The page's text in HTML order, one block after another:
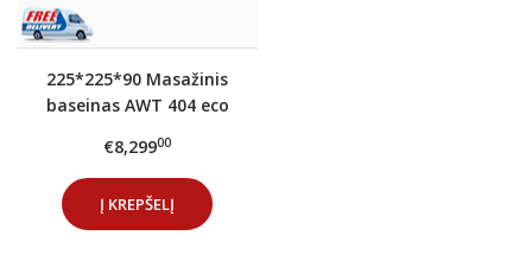
225*225*90 Masažinis
baseinas AWT 404 eco
Black
€8,29900
Į KREPŠELĮ